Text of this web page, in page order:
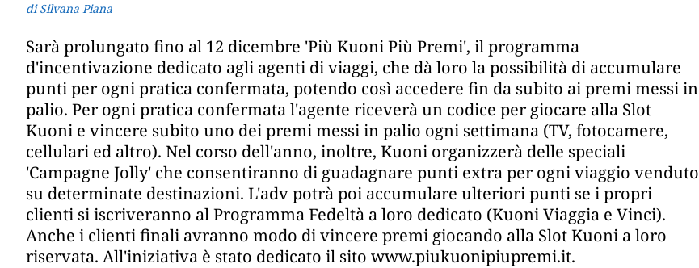
di Silvana Piana
Sarà prolungato fino al 12 dicembre 'Più Kuoni Più Premi', il programma
d'incentivazione dedicato agli agenti di viaggi, che dà loro la possibilità di accumulare
punti per ogni pratica confermata, potendo così accedere fin da subito ai premi messi in
palio. Per ogni pratica confermata l'agente riceverà un codice per giocare alla Slot
Kuoni e vincere subito uno dei premi messi in palio ogni settimana (TV, fotocamere,
cellulari ed altro). Nel corso dell'anno, inoltre, Kuoni organizzerà delle speciali
'Campagne Jolly' che consentiranno di guadagnare punti extra per ogni viaggio venduto
su determinate destinazioni. L'adv potrà poi accumulare ulteriori punti se i propri
clienti si iscriveranno al Programma Fedeltà a loro dedicato (Kuoni Viaggia e Vinci).
Anche i clienti finali avranno modo di vincere premi giocando alla Slot Kuoni a loro
riservata. All'iniziativa è stato dedicato il sito www.piukuonipiupremi.it.